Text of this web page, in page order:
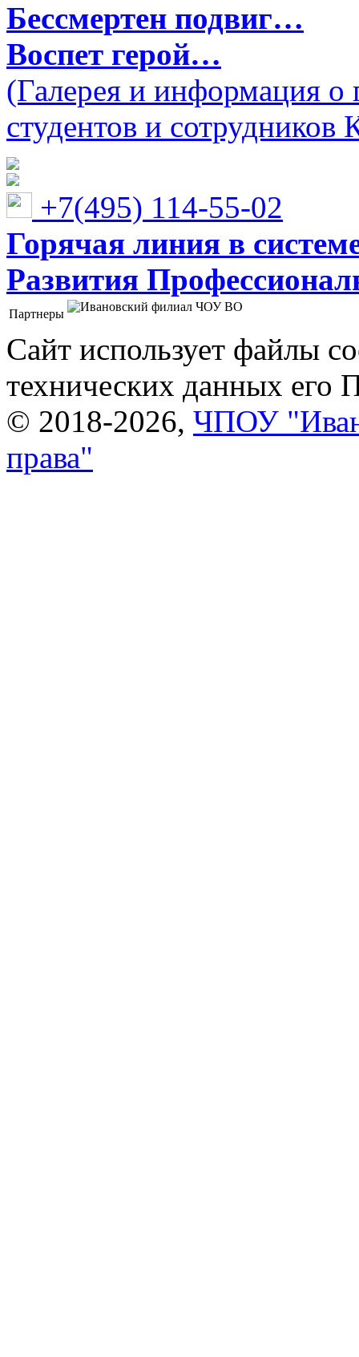
Бессмертен подвиг…
Воспет герой…
(Галерея и информация
студентов и сотрудников
+7(495) 114-55-02
Горячая линия в
Развития
Партнеры
Сайт использует файлы
технических данных его
© 2018-2026, ЧПОУ
права"